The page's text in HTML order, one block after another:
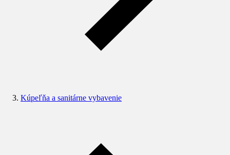
Kúpeľňa a sanitárne vybavenie